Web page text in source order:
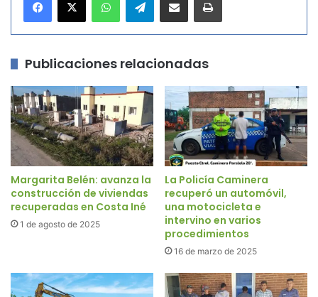
Publicaciones relacionadas
Margarita Belén: avanza la
construcción de viviendas
recuperadas en Costa Iné
1 de agosto de 2025
La Policía Caminera
recuperó un automóvil,
una motocicleta e
intervino en varios
procedimientos
16 de marzo de 2025